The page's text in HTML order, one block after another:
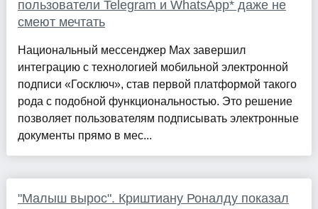
пользователи Telegram и WhatsApp* даже не
смеют мечтать
Национальный мессенджер Max завершил
интеграцию с технологией мобильной электронной
подписи «Госключ», став первой платформой такого
рода с подобной функциональностью. Это решение
позволяет пользователям подписывать электронные
документы прямо в мес...
"Малыш вырос". Криштиану Роналду показал